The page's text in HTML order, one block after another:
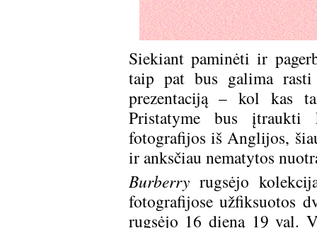
Siekiant paminėti ir
taip pat bus galima
prezentaciją – kol kas
Pristatyme bus
fotografijos iš Anglijos,
ir anksčiau nematytos
Burberryrugsėjo
fotografijose užfiksuotos
rugsėjo 16 dieną 19 val.